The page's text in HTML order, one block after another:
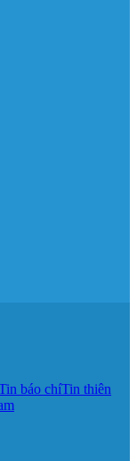
báo chíTin thiên